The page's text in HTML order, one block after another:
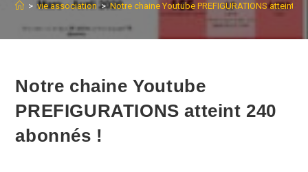
> vie association > Notre chaine Youtube PREFIGURATIONS atteint
Notre chaine Youtube
PREFIGURATIONS atteint 240
abonnés !